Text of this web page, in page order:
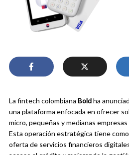
La fintech colombiana Boldha
una plataforma enfocada en ofrecer
micro, pequeñas y medianas
Esta operación estratégica tiene
oferta de servicios financieros